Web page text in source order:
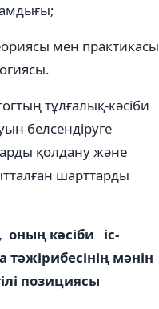
мен практикасы
тұлғалық-кəсіби
белсендіруге
қолдану жəне
шарттарды
оның кəсіби іс-
мəнін
позициясы